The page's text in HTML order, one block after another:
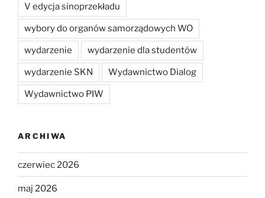
V edycja sinoprzekładu
wybory do organów samorządowych WO
wydarzenie wydarzenie dla studentów
wydarzenie SKN Wydawnictwo Dialog
Wydawnictwo PIW
ARCHIWA
czerwiec 2026
maj 2026